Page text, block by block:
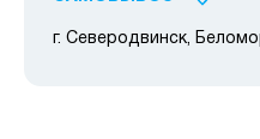
г. Северодвинск,